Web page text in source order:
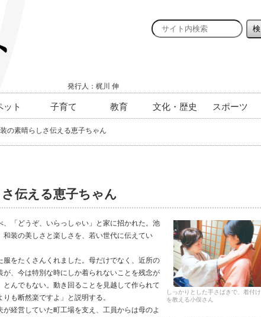
発行人：梶川 伸
ット 子育て 教育 文化・歴史 スポーツ
の素晴らしさ伝える恵子ちゃん
伝える恵子ちゃん
しっかりとした手さばきで、着付け
を教える小俣さん
「どうぞ、いらっしゃい」と家に招かれた。池
装の美しさと楽しさを、若い世代に伝えてい
をたくさんくれました。母だけでなく、近所の
、今は特別な時にしか着られないことを残念が
んでもない。動き回ることを見越して作られて
も断然楽ですよ」と説明する。
経営していた町工場を支え、工員からは母のよ